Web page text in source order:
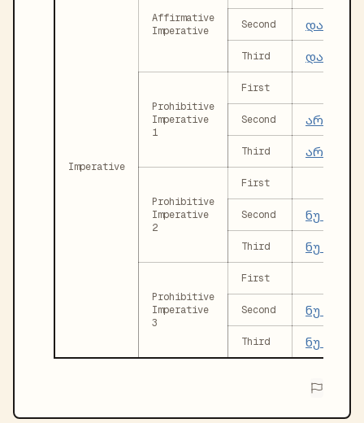
Imperative
Affirmative
Imperative
Second
Third
Prohibitive
Imperative
1
First
Second არ
Third არ
Prohibitive
Imperative
2
First
Second ნუ
Third ნუ
Prohibitive
Imperative
3
First
Second ნუ
Third ნუ